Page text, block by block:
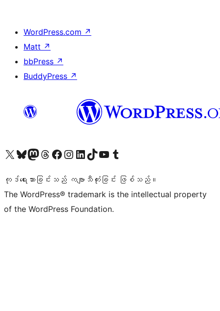
WordPress.com ↗
Matt ↗
bbPress ↗
BuddyPress ↗
ကျွန်ုပ်တို့၏ X (ယခင် Twitter) အကောင့်သို့ သွားရောက်ကြည့်ရှုပါကျွန်ုပ်တို့၏ Bluesky အကောင့်သို့ ဝင်ရောက်ကြည့်ရှုရန်
ကျွန်ုပ်တို့၏ Mastodon အကောင့်သို့ သွားရောက်ကြည့်ရှုပါကျွန်ုပ်တို့၏ Threads အကောင့်သို့ ဝင်ရောက်ကြည့်ရှုရန်
ကျွန်ုပ်တို့၏ Facebook စာမျက်နှာသို့ သွားရောက်ကြည့်ရှုပါကျွန်ုပ်တို့၏ Instagram အကောင့်သို့ သွားရောက်ကြည့်ရှုပါ ကျွန်ုပ်တို့၏ LinkedIn အကောင့်သို့ သွားရောက်ကြည့်ရှုပါကျွန်ုပ်တို့၏ TikTok အကောင့်သို့ ဝင်ရောက်ကြည့်ရှုရန်
ကျွန်ုပ်တို့၏ YouTube ချန်နယ်သို့ သွားရောက်ကြည့်ရှုပါ ကျွန်ုပ်တို့၏ Tumblr အကောင့်သို့ ဝင်ရောက်ကြည့်ရှုရန်
ကုဒ်ရေးသားခြင်းသည် ကဗျာသီကုံးခြင်း ဖြစ်သည်။
The WordPress® trademark is the intellectual property
of the WordPress Foundation.